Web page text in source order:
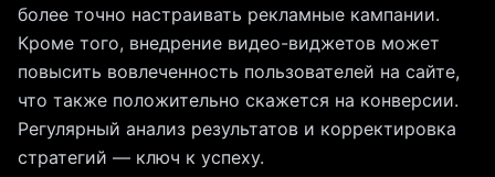
более точно настраивать рекламные кампании.
Кроме того, внедрение видео-виджетов может
повысить вовлеченность пользователей на сайте,
что также положительно скажется на конверсии.
Регулярный анализ результатов и корректировка
стратегий — ключ к успеху.